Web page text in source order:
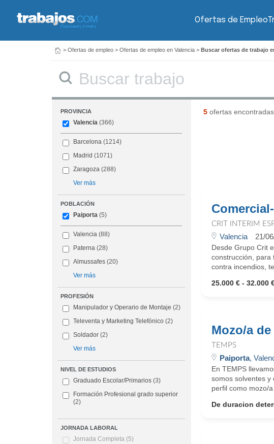
Ofertas de Empleo
> Ofertas de empleo > Ofertas de empleo en Valencia > Buscar ofertas de trabajo
PROVINCIA
Valencia (366)
Barcelona (1214)
Madrid (1071)
Zaragoza (288)
Ver más
POBLACIÓN
Paiporta (5)
Valencia (88)
Paterna (28)
Almussafes (20)
Ver más
PROFESIÓN
Manipulador y Operario de Montaje (2)
Televenta y Marketing Telefónico (2)
Soldador (2)
Ver más
NIVEL DE ESTUDIOS
Graduado Escolar/Primarios (3)
Formación Profesional grado superior
(2)
JORNADA LABORAL
Jornada Completa (5)
5ofertas encontradas
CRIT INTERIM
Valencia 21/
Desde Grupo Crit
construcción, para
contra incendios,
25.000 € - 32.000
Mozo/a
TEMPS
Paiporta,
En TEMPS
somos solventes y
perfil como mozo/
De duracion